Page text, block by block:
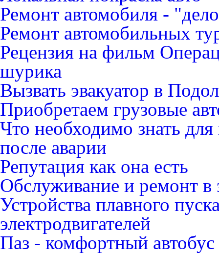
Ремонт автомобиля -
Ремонт автомобильных
Рецензия на фильм
шурика
Вызвать эвакуатор в
Приобретаем грузовые
Что необходимо знать
после аварии
Репутация как она есть
Обслуживание и ремонт в
Устройства плавного
электродвигателей
Паз - комфортный